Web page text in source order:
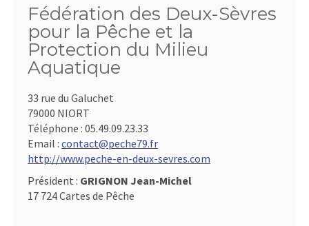
Fédération des Deux-Sèvres
pour la Pêche et la
Protection du Milieu
Aquatique
33 rue du Galuchet
79000 NIORT
Téléphone : 05.49.09.23.33
Email : contact@peche79.fr
http://www.peche-en-deux-sevres.com
Président : GRIGNON Jean-Michel
17 724 Cartes de Pêche